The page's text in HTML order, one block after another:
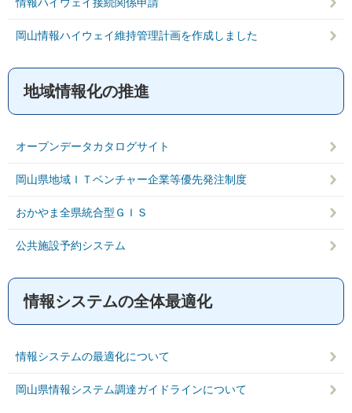
岡山情報ハイウェイ維持管理計画を作成しました
地域情報化の推進
オープンデータカタログサイト
岡山県地域ＩＴベンチャー企業等優先発注制度
おかやま全県統合型ＧＩＳ
公共施設予約システム
情報システムの全体最適化
情報システムの最適化について
岡山県情報システム調達ガイドラインについて